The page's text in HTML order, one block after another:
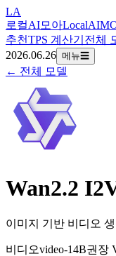
LA
로컬AI모아
추천TPS 계산기 전체
2026.06.26 메뉴☰
← 전체 모델
Wan2.2
이미지 기반 비디오
비디오video-14B권장